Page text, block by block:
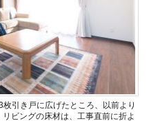
引き戸に広げたところ、以前より
ビングの床材は、工事直前に折よ